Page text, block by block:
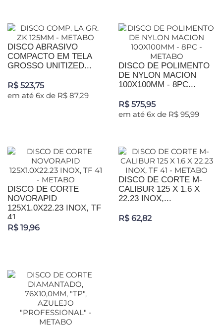
DISCO ABRASIVO
COMPACTO EM TELA
GROSSO UNITIZED...
R$ 523,75
em até 6x de R$ 87,29
DISCO DE POLIMENTO
DE NYLON MACION
100X100MM - 8PC...
R$ 575,95
em até 6x de R$ 95,99
DISCO DE CORTE
NOVORAPID
125X1.0X22.23 INOX, TF
41...
R$ 19,96
DISCO DE CORTE M-
CALIBUR 125 X 1.6 X
22.23 INOX,...
R$ 62,82